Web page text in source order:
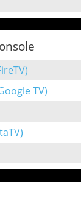
TV)